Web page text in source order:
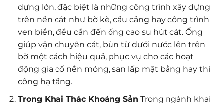
dựng lớn, đặc biệt là những công trình xây dựng
trên nền cát như bờ kè, cầu cảng hay công trình
ven biển, đều cần đến ống cao su hút cát. Ống
giúp vận chuyển cát, bùn từ dưới nước lên trên
bờ một cách hiệu quả, phục vụ cho các hoạt
động gia cố nền móng, san lấp mặt bằng hay thi
công hạ tầng.
Trong Khai Thác Khoáng Sản Trong ngành khai